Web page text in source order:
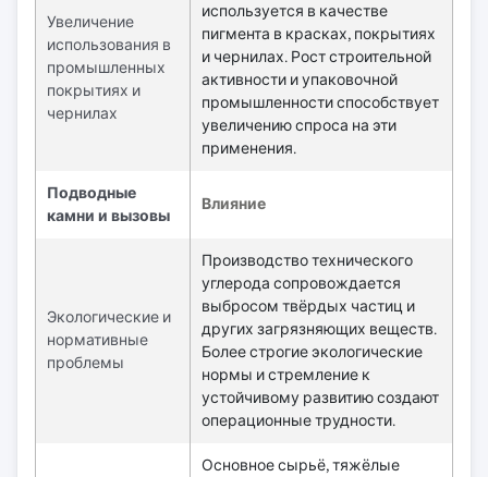
Увеличение
использования в
промышленных
покрытиях и
чернилах
используется в качестве
пигмента в красках, покрытиях
и чернилах. Рост строительной
активности и упаковочной
промышленности способствует
увеличению спроса на эти
применения.
Подводные
камни и вызовы
Влияние
Экологические и
нормативные
проблемы
Производство технического
углерода сопровождается
выбросом твёрдых частиц и
других загрязняющих веществ.
Более строгие экологические
нормы и стремление к
устойчивому развитию создают
операционные трудности.
Основное сырьё, тяжёлые